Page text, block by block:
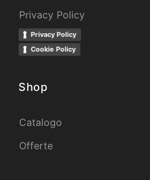
Privacy Policy
Privacy Policy
Cookie Policy
Shop
Catalogo
Offerte